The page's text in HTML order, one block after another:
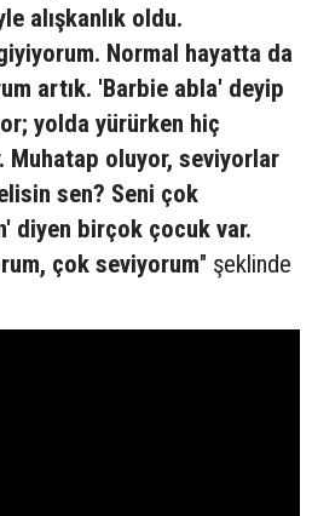
alışkanlık oldu.
Normal hayatta da
artık. 'Barbie abla' deyip
yolda yürürken hiç
Muhatap oluyor, seviyorlar
sen? Seni çok
diyen birçok çocuk var.
çok seviyorum" şeklinde